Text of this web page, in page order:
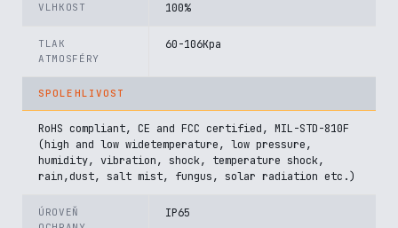
VLHKOST 100%
TLAK
ATMOSFÉRY
60-106Kpa
SPOLEHLIVOST
RoHS compliant, CE and FCC certified, MIL-STD-810F
(high and low widetemperature, low pressure,
humidity, vibration, shock, temperature shock,
rain,dust, salt mist, fungus, solar radiation etc.)
ÚROVEŇ
IP65